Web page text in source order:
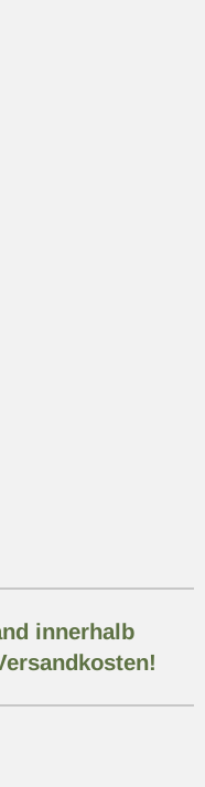
innerhalb